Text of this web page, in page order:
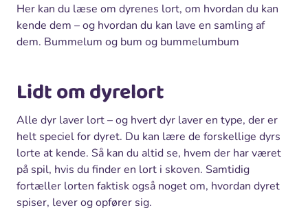
Her kan du læse om dyrenes lort, om hvordan du kan
kende dem – og hvordan du kan lave en samling af
dem. Bummelum og bum og bummelumbum
Lidt om dyrelort
Alle dyr laver lort – og hvert dyr laver en type, der er
helt speciel for dyret. Du kan lære de forskellige dyrs
lorte at kende. Så kan du altid se, hvem der har været
på spil, hvis du finder en lort i skoven. Samtidig
fortæller lorten faktisk også noget om, hvordan dyret
spiser, lever og opfører sig.